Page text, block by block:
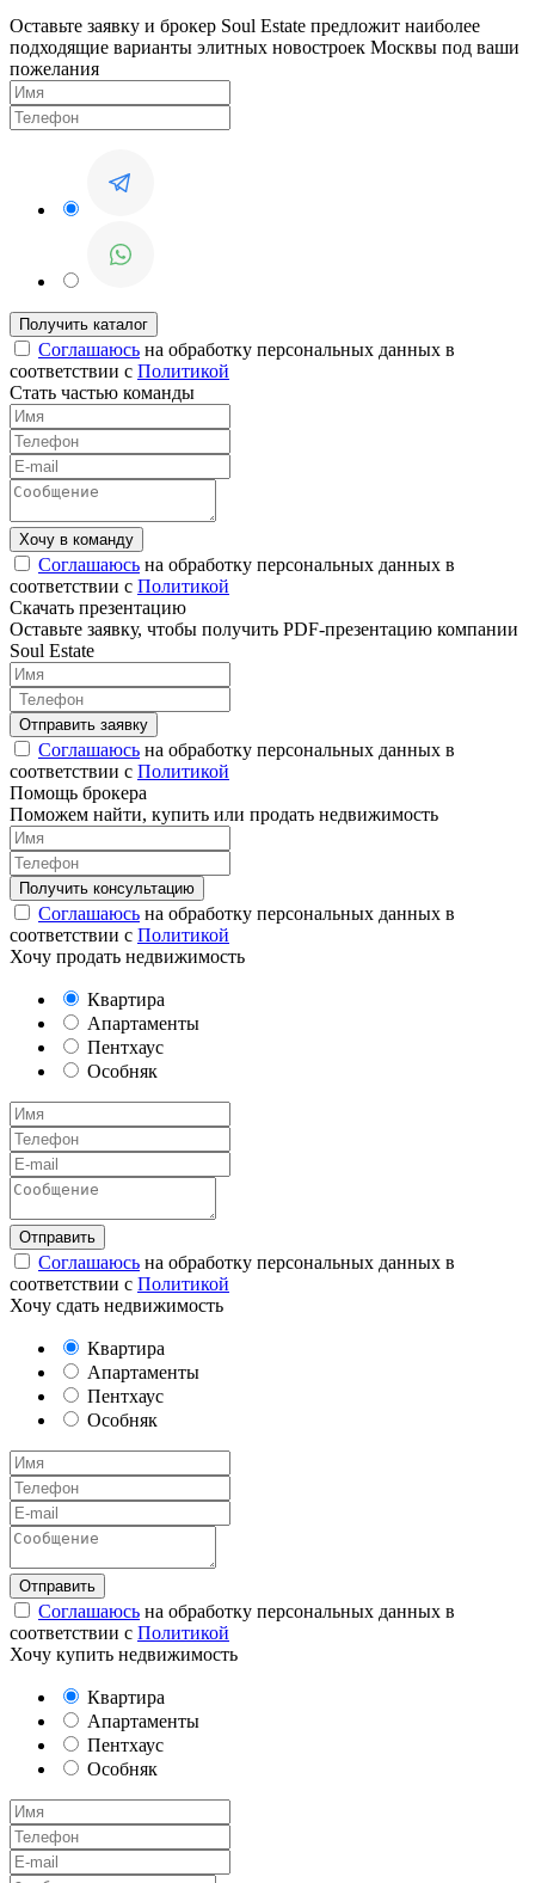
Оставьте заявку и брокер Soul Estate предложит наиболее
подходящие варианты элитных новостроек Москвы под ваши
пожелания
Соглашаюсь на обработку персональных данных в
соответствии с Политикой
Стать частью команды
Соглашаюсь на обработку персональных данных в
соответствии с Политикой
Скачать презентацию
Оставьте заявку, чтобы получить PDF-презентацию компании
Soul Estate
Соглашаюсь на обработку персональных данных в
соответствии с Политикой
Помощь брокера
Поможем найти, купить или продать недвижимость
Соглашаюсь на обработку персональных данных в
соответствии с Политикой
Хочу продать недвижимость
Квартира
Апартаменты
Пентхаус
Особняк
Соглашаюсь на обработку персональных данных в
соответствии с Политикой
Хочу сдать недвижимость
Квартира
Апартаменты
Пентхаус
Особняк
Соглашаюсь на обработку персональных данных в
соответствии с Политикой
Хочу купить недвижимость
Квартира
Апартаменты
Пентхаус
Особняк